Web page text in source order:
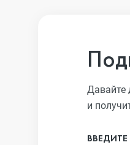
Давайте
и